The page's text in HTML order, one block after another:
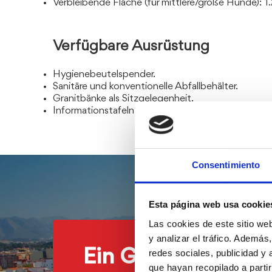
Consentimiento
Esta página web usa
Las cookies de este sitio
y analizar el tráfico.
redes sociales, publicidad y
que hayan recopilado a
Verbleibende Fläche (für mittlere/große Hunde):
Verfügbare Ausrüstung
Hygienebeutelspender.
Sanitäre und konventionelle Abfallbehälter.
Granitbänke als Sitzgelegenheit.
Informationstafeln.
Ein Gebiet, in dem